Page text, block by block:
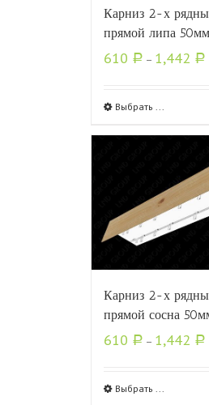
Карниз 2-х
прямой липа 50мм
610 Р – 1,442 Р
Выбрать ...
Карниз 2-х
прямой сосна
610 Р – 1,442 Р
Выбрать ...